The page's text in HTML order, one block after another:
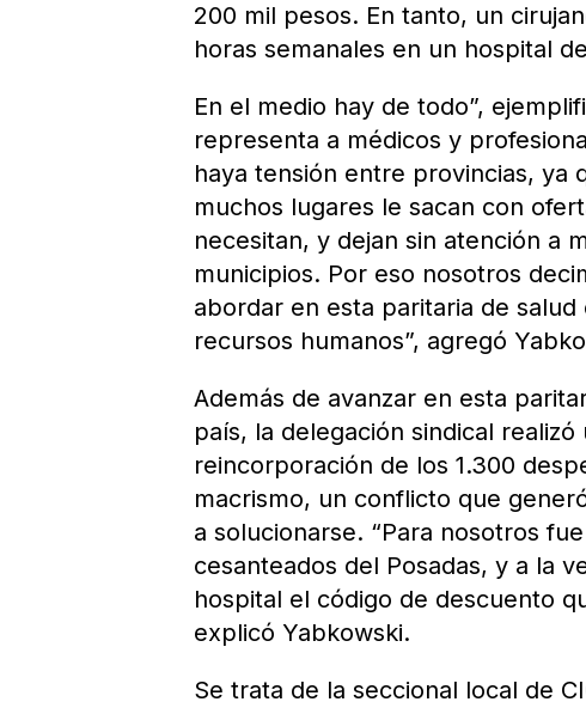
200 mil pesos. En tanto, un
horas semanales en un hospital
En el medio hay de todo”,
representa a médicos y
haya tensión entre provincias, ya
muchos lugares le sacan con
necesitan, y dejan sin atención a
municipios. Por eso nosotros
abordar en esta paritaria de
recursos humanos”, agregó
Además de avanzar en esta
país, la delegación sindical
reincorporación de los 1.300
macrismo, un conflicto que
a solucionarse. “Para nosotros
cesanteados del Posadas, y a la
hospital el código de descuento
explicó Yabkowski.
Se trata de la seccional local de